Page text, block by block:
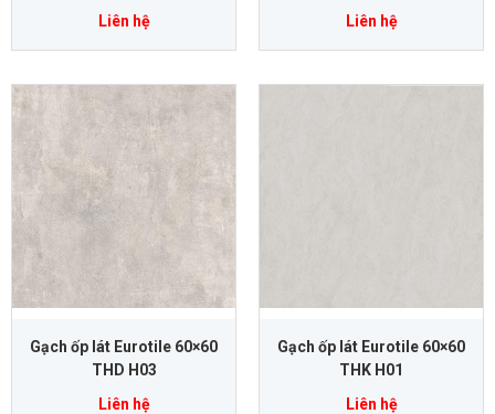
Liên hệ
Liên hệ
Gạch ốp lát Eurotile 60×60
THD H03
Liên hệ
Gạch ốp lát Eurotile 60×60
THK H01
Liên hệ